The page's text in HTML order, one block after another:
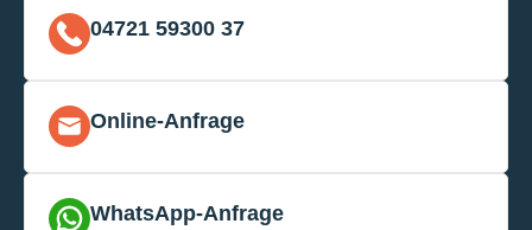
04721 59300 37
Online-Anfrage
WhatsApp-Anfrage